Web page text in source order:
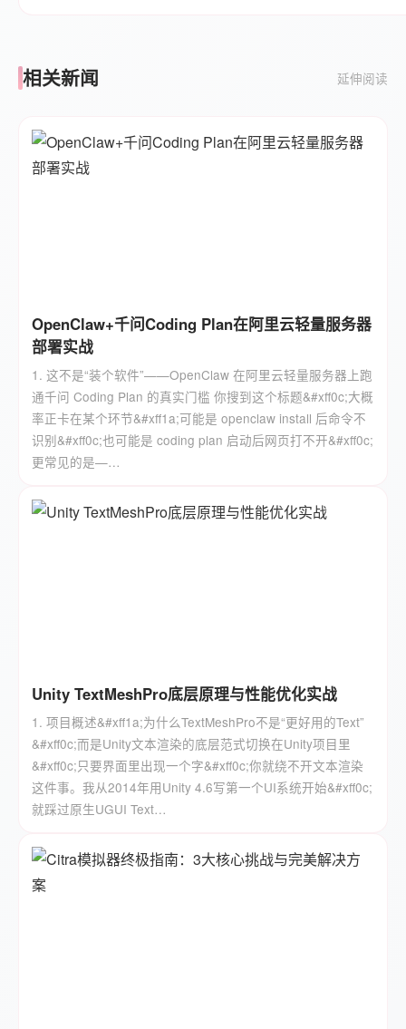
相关新闻 延伸阅读
OpenClaw+千问Coding Plan在阿里云轻量服务器
部署实战
1. 这不是“装个软件”——OpenClaw 在阿里云轻量服务器上跑
通千问 Coding Plan 的真实门槛 你搜到这个标题&#xff0c;大概
率正卡在某个环节&#xff1a;可能是 openclaw install 后命令不
识别&#xff0c;也可能是 coding plan 启动后网页打不开&#xff0c;
更常见的是—…
Unity TextMeshPro底层原理与性能优化实战
1. 项目概述&#xff1a;为什么TextMeshPro不是“更好用的Text”
&#xff0c;而是Unity文本渲染的底层范式切换在Unity项目里
&#xff0c;只要界面里出现一个字&#xff0c;你就绕不开文本渲染
这件事。我从2014年用Unity 4.6写第一个UI系统开始&#xff0c;
就踩过原生UGUI Text…